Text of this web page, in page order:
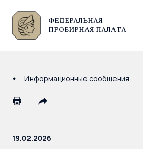
ФЕДЕРАЛЬНАЯ
ПРОБИРНАЯ ПАЛАТА
© Федеральная пробирная палата, 2026
Информационные сообщения
19.02.2026